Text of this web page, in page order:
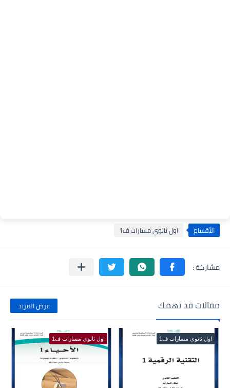
الأقسام اول ثانوي مسارات ف1
مقالات قد تهمك عرض المزيد
اول ثانوي مسارات ف1 اول ثانوي مسارات ف1